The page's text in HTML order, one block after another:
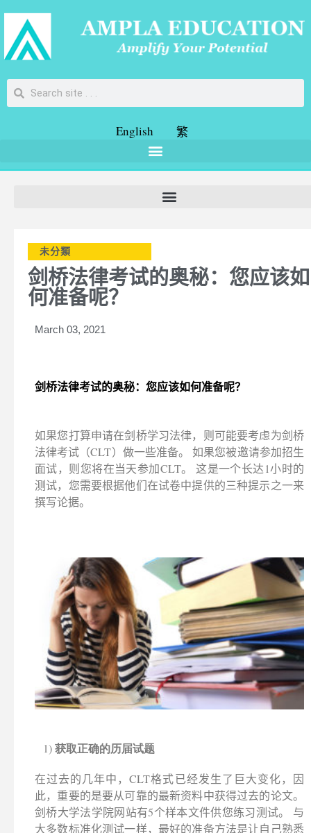
English 繁
未分類
剑桥法律考试的奥秘：您应该如
何准备呢？
March 03, 2021
剑桥法律考试的奥秘：您应该如何准备呢？
如果您打算申请在剑桥学习法律，则可能要考虑为剑桥
法律考试（CLT）做一些准备。 如果您被邀请参加招生
面试，则您将在当天参加CLT。 这是一个长达1小时的
测试，您需要根据他们在试卷中提供的三种提示之一来
撰写论据。
1)获取正确的历届试题
在过去的几年中，CLT格式已经发生了巨大变化，因
此，重要的是要从可靠的最新资料中获得过去的论文。
剑桥大学法学院网站有5个样本文件供您练习测试。 与
大多数标准化测试一样，最好的准备方法是让自己熟悉